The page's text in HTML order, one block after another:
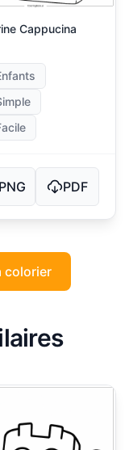
Cappucina
PDF
colorier